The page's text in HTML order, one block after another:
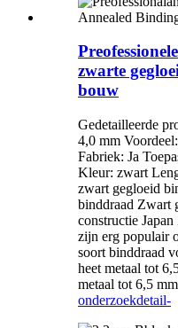
zwarte
bouw
Gedetailleerde
4,0 mm
Fabriek: Ja
Kleur: zwart
zwart gegloeid
binddraad Zwart
constructie
zijn erg populair
soort binddraad
heet metaal tot
metaal tot 6,5
onderzoekdetail-